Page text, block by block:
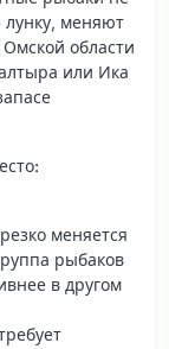
лунку, меняют
области
или Ика
меняется
рыбаков
в другом